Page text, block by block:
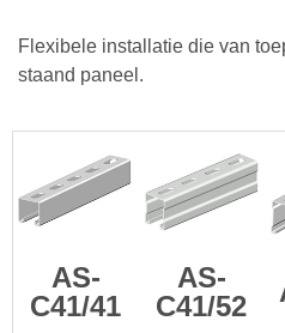
Flexibele installatie die van
staand paneel.
AS-
C41/41
AS-
C41/52